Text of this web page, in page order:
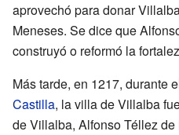
aprovechó para donar
Meneses. Se dice que
construyó o reformó la
Más tarde, en 1217, durante
Castilla, la villa de Villalba
de Villalba, Alfonso Téllez